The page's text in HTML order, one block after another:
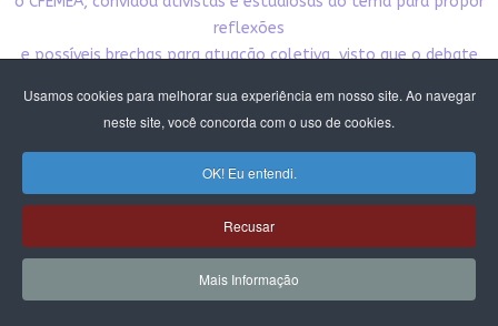
Usamos cookies para melhorar sua experiência em nosso site. Ao navegar
neste site, você concorda com o uso de cookies.
OK! Eu entendi.
Recusar
Mais Informação
reflexões
e possíveis brechas para atuação coletiva, visto que o debate
está intrinsecamente ligado à autonomia sexual das mulheres
e tudo o que se refere aos direitos reprodutivos.
CLIQUE E BAIXE A PUBLICAÇÃO